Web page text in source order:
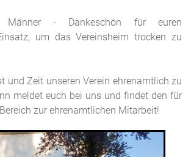
Männer - Dankeschön für euren
um das Vereinsheim trocken zu
und Zeit unseren Verein ehrenamtlich zu
meldet euch bei uns und findet den für
zur ehrenamtlichen Mitarbeit!